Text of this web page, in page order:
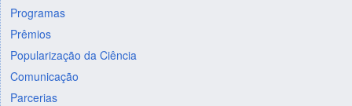
Programas
Prêmios
Popularização da Ciência
Comunicação
Parcerias